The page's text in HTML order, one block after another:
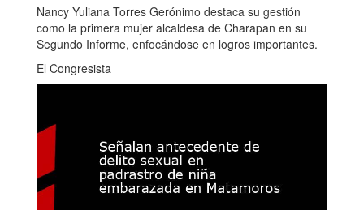
Nancy Yuliana Torres Gerónimo destaca su gestión
como la primera mujer alcaldesa de Charapan en su
Segundo Informe, enfocándose en logros importantes.
El Congresista